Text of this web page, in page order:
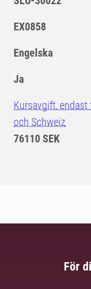
EX0858
Engelska
Ja
Kursavgift, endast
och Schweiz
76110 SEK
För